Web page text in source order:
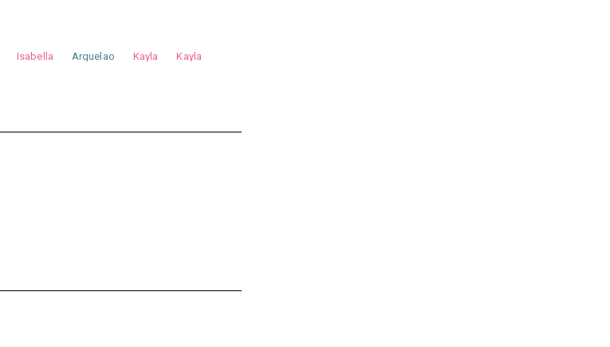
Isabella Arquelao Kayla
Kayla